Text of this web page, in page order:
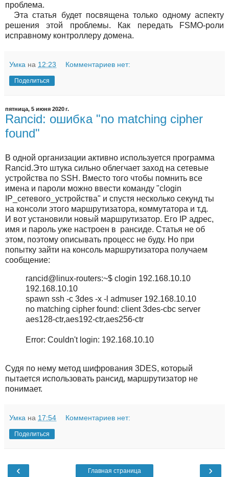
проблема.
Эта статья будет посвящена только одному аспекту
решения этой проблемы. Как передать FSMO-роли
исправному контроллеру домена.
Умка на 12:23 Комментариев нет:
Поделиться
пятница, 5 июня 2020 г.
Rancid: ошибка "no matching cipher
found"
В одной организации активно используется программа
Rancid.Это штука сильно облегчает заход на сетевые
устройства по SSH. Вместо того чтобы помнить все
имена и пароли можно ввести команду "clogin
IP_сетевого_устройства" и спустя несколько секунд ты
на консоли этого маршрутизатора, коммутатора и т.д.
И вот установили новый маршрутизатор. Его IP адрес,
имя и пароль уже настроен в рансиде. Статья не об
этом, поэтому описывать процесс не буду. Но при
попытку зайти на консоль маршрутизатора получаем
сообщение:
rancid@linux-routers:~$ clogin 192.168.10.10
192.168.10.10
spawn ssh -c 3des -x -l admuser 192.168.10.10
no matching cipher found: client 3des-cbc server
aes128-ctr,aes192-ctr,aes256-ctr
Error: Couldn't login: 192.168.10.10
Судя по нему метод шифрования 3DES, который
пытается использовать рансид, маршрутизатор не
понимает.
Умка на 17:54 Комментариев нет:
Поделиться
‹ ›
Главная страница